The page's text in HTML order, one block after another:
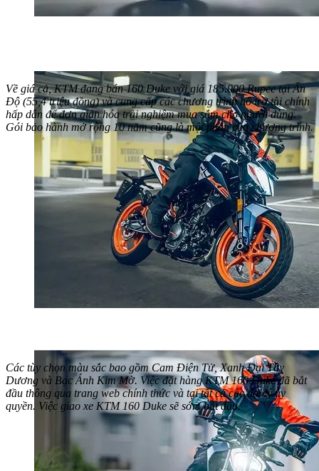
Về giá cả, KTM đang bán 160 Duke với giá 185.000 Rupee tại Ấn
Độ (55,4 triệu đồng) và cung cấp các chương trình hỗ trợ tài chính
hấp dẫn để đơn giản hóa trải nghiệm mua sắm cho người dùng.
Gói bảo hành mở rộng 10 năm cũng là một phần của chương trình.
Các tùy chọn màu sắc bao gồm Cam Điện Tử, Xanh Đại Tây
Dương và Bạc Ánh Kim Mờ. Việc đặt hàng KTM 160 Duke đã bắt
đầu thông qua trang web chính thức và tại tất cả các đại lý ủy
quyền. Việc giao xe KTM 160 Duke sẽ sớm bắt đầu.